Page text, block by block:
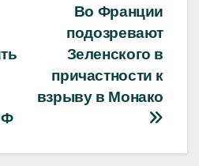
Во Франции
подозревают
Зеленского в
причастности к
взрыву в Монако